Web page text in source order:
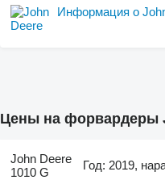
Информация о
Цены на форвардеры
John Deere
1010 G
Год: 2019,